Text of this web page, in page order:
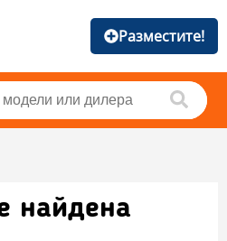
Разместите!
найдена